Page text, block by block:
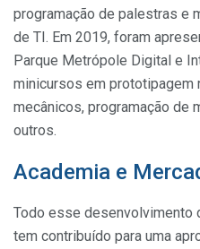
programação de palestras e
de TI. Em 2019, foram
Parque Metrópole Digital e
minicursos em prototipagem
mecânicos, programação de
outros.
Academia e
Todo esse desenvolvimento
tem contribuído para uma